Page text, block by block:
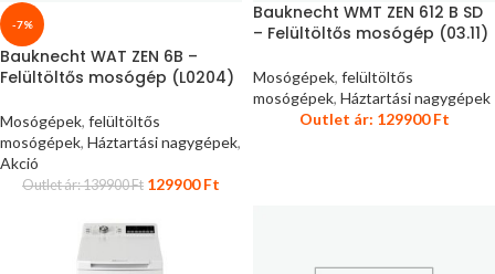
-7%
Bauknecht WAT ZEN 6B –
Felültöltős mosógép (L0204)
Mosógépek, felültöltős
mosógépek, Háztartási nagygépek,
Akció
Outlet ár:139900Ft 129900Ft
Bauknecht WMT ZEN 612 B SD
– Felültöltős mosógép (03.11)
Mosógépek, felültöltős
mosógépek, Háztartási nagygépek
Outlet ár: 129900Ft